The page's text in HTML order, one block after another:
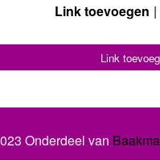
Link toevoegen
Link
Onderdeel van